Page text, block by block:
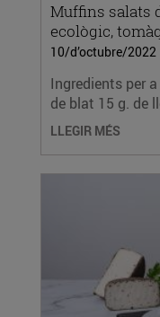
Muffins salats
ecològic,
10/d’octubre/2022
Ingredients per
de blat 15 g. de
LLEGIR MÉS